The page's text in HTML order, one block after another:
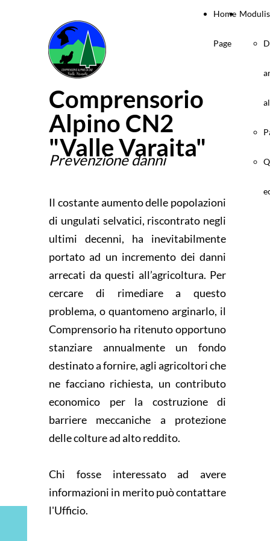
Comprensorio
Alpino CN2
"Valle Varaita"
Home
Page
Prevenzione danni
Il costante aumento delle popolazioni
di ungulati selvatici, riscontrato negli
ultimi decenni, ha inevitabilmente
portato ad un incremento dei danni
arrecati da questi all’agricoltura. Per
cercare di rimediare a questo
problema, o quantomeno arginarlo, il
Comprensorio ha ritenuto opportuno
stanziare annualmente un fondo
destinato a fornire, agli agricoltori che
ne facciano richiesta, un contributo
economico per la costruzione di
barriere meccaniche a protezione
delle colture ad alto reddito.
Chi fosse interessato ad avere
informazioni in merito può contattare
l'Ufficio.